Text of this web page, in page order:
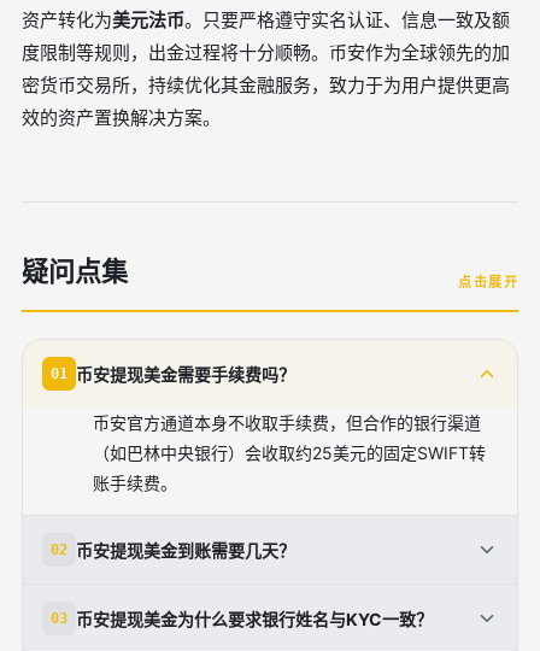
资产转化为美元法币。只要严格遵守实名认证、信息一致及额
度限制等规则，出金过程将十分顺畅。币安作为全球领先的加
密货币交易所，持续优化其金融服务，致力于为用户提供更高
效的资产置换解决方案。
疑问点集 点击展开
01 币安提现美金需要手续费吗？
币安官方通道本身不收取手续费，但合作的银行渠道
（如巴林中央银行）会收取约25美元的固定SWIFT转
账手续费。
02 币安提现美金到账需要几天？
作日到账，具体时间视银行处理速度和地区而定。
03 币安提现美金为什么要求银行姓名与KYC一致？